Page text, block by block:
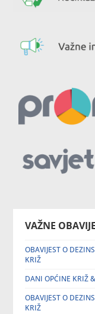
VAŽNE
OBAVIJEST O
KRIŽ
DANI OPĆINE KRIŽ
OBAVIJEST O
KRIŽ